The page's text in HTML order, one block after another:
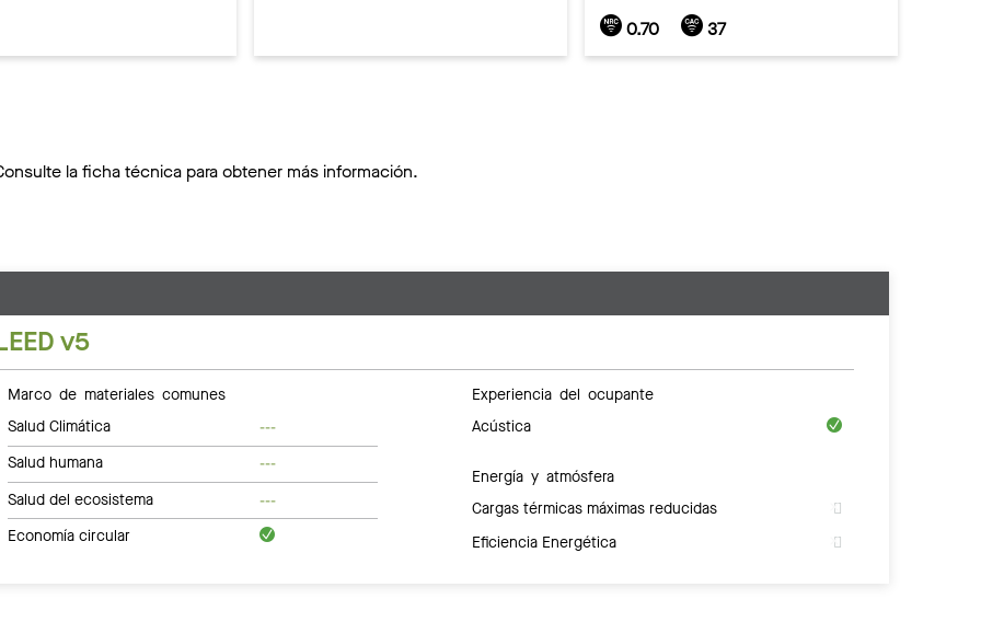
0.70
37
la ficha técnica para obtener más información.
v5
Marco de materiales comunes
Salud Climática
---
Salud humana
---
Salud del ecosistema
---
Economía circular
Experiencia del ocupante
Acústica
Energía y atmósfera
Cargas térmicas máximas reducidas
Eficiencia Energética